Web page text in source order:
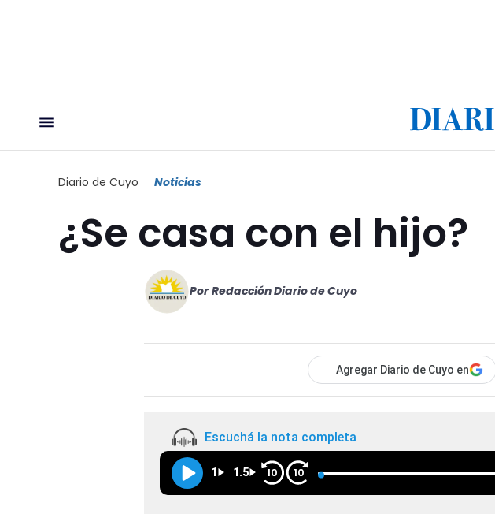
Diario de Cuyo Noticias
¿Se casa con el hijo?
Por Redacción Diario de Cuyo
Agregar Diario de Cuyo en
Escuchá la nota completa
1 1.5 10 10